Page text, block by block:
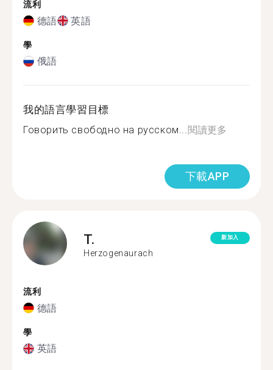
流利
德語 英語
學
俄語
我的語言學習目標
Говорить свободно на русском...閱讀更多
下載APP
T.
Herzogenaurach
新加入
流利
德語
學
英語